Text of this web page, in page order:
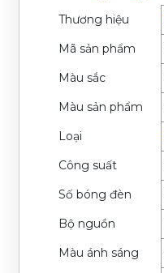
Thương hiệu
Mã sản phẩm
Màu sắc
Màu sản phẩm
Loại
Công suất
Số bóng đèn
Bộ nguồn
Màu ánh sáng